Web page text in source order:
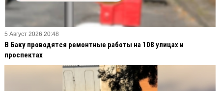
5 Август 2026 20:48
В Баку проводятся ремонтные работы на 108 улицах и
проспектах